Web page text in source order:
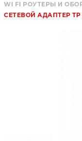
WI FI РОУТЕРЫ И
СЕТЕВОЙ АДАПТЕР TP